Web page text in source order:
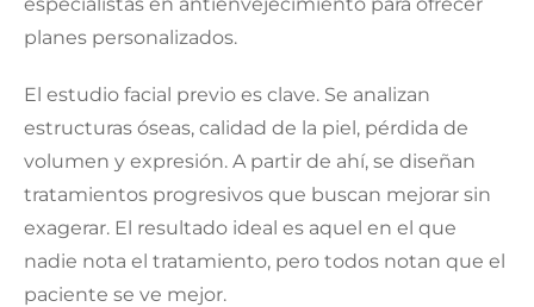
planes personalizados.
El estudio facial previo es clave. Se analizan
estructuras óseas, calidad de la piel, pérdida de
volumen y expresión. A partir de ahí, se diseñan
tratamientos progresivos que buscan mejorar sin
exagerar. El resultado ideal es aquel en el que
nadie nota el tratamiento, pero todos notan que el
paciente se ve mejor.